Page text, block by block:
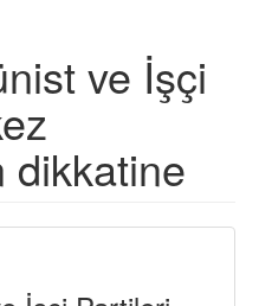
ve İşçi
dikkatine